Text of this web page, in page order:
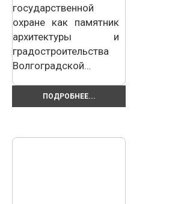
государственной
охране как памятник
архитектуры и
градостроительства
Волгоградской…
ПОДРОБНЕЕ...